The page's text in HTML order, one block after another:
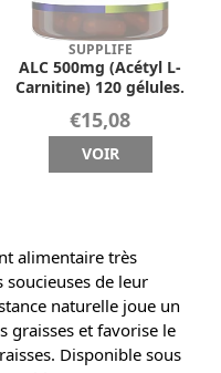
SUPPLIFE
ALC 500mg (Acétyl L-
Carnitine) 120 gélules.
€15,08
VOIR
alimentaire très
soucieuses de leur
naturelle joue un
graisses et favorise le
Disponible sous